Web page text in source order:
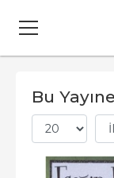
Bu